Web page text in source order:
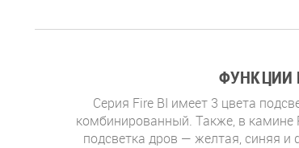
ФУНКЦИИ
Серия Fire BI имеет 3 цвета
комбинированный. Также, в камине
подсветка дров — желтая, синяя